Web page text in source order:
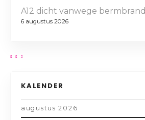
A12 dicht vanwege bermbrand
6 augustus 2026
KALENDER
augustus 2026